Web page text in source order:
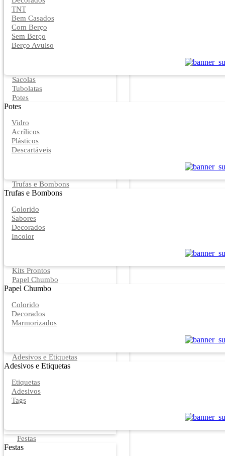
TNT
Bem Casados
Com Berço
Sem Berço
Berço Avulso
Sacolas
Tubolatas
Potes
Potes
Vidro
Acrílicos
Plásticos
Descartáveis
Trufas e Bombons
Trufas e Bombons
Colorido
Sabores
Decorados
Incolor
Kits Prontos
Papel Chumbo
Papel Chumbo
Colorido
Decorados
Marmorizados
Adesivos e Etiquetas
Adesivos e Etiquetas
Etiquetas
Adesivos
Tags
Festas
Festas